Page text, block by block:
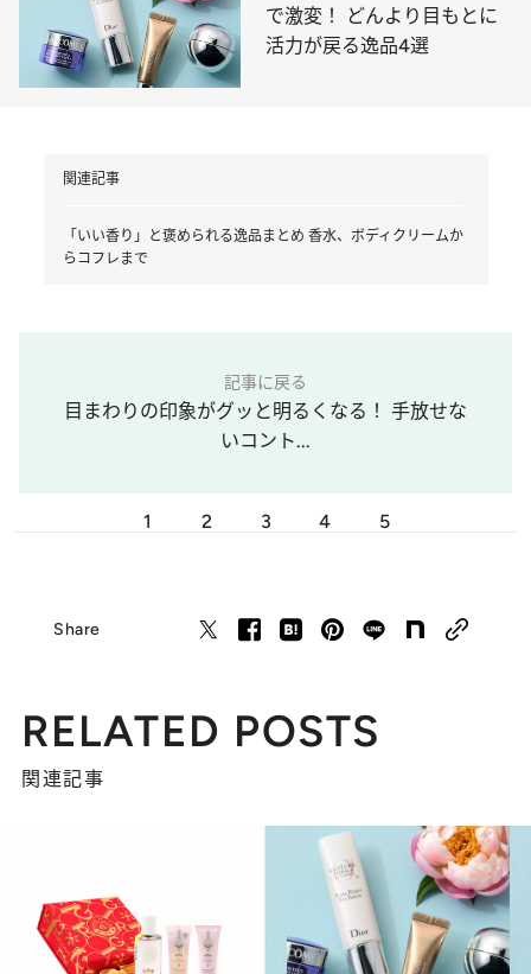
で激変！ どんより目もとに
活力が戻る逸品4選
関連記事
「いい香り」と褒められる逸品まとめ 香水、ボディクリームか
らコフレまで
記事に戻る
目まわりの印象がグッと明るくなる！ 手放せな
いコント...
1 2 3 4 5
Share
RELATED POSTS
関連記事